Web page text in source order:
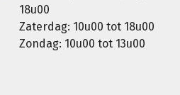
18u00
Zaterdag: 10u00 tot 18u00
Zondag: 10u00 tot 13u00